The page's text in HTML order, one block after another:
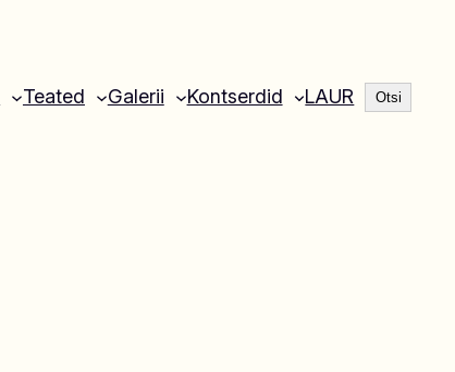
Teated Galerii Kontserdid LAUR Otsi
Otsi